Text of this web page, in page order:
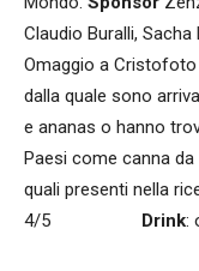
Claudio Buralli,
Omaggio a Cristofoto
dalla quale sono
e ananas o hanno
Paesi come canna
quali presenti nella
4/5 Drink: